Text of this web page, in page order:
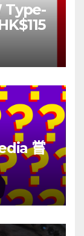
Type-
嘗